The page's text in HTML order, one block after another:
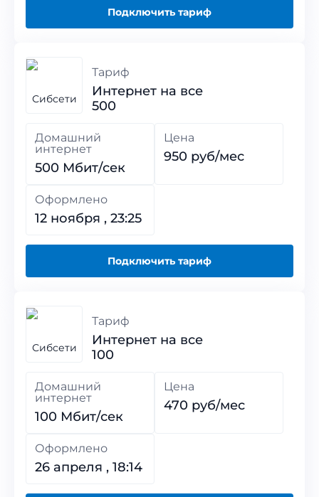
Подключить тариф
Тариф
Интернет на все
500
Домашний
интернет
500 Мбит/сек
Цена
950 руб/мес
Оформлено
12 ноября , 23:25
Подключить тариф
Тариф
Интернет на все
100
Домашний
интернет
100 Мбит/сек
Цена
470 руб/мес
Оформлено
26 апреля , 18:14